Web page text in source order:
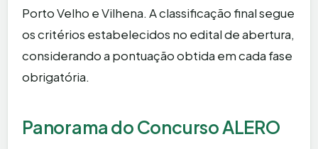
Porto Velho e Vilhena. A classificação final segue
os critérios estabelecidos no edital de abertura,
considerando a pontuação obtida em cada fase
obrigatória.
Panorama do Concurso ALERO